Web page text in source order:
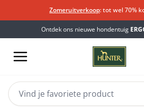
Zomeruitverkoop: tot wel 70%
Ontdek ons nieuwe hondentuig